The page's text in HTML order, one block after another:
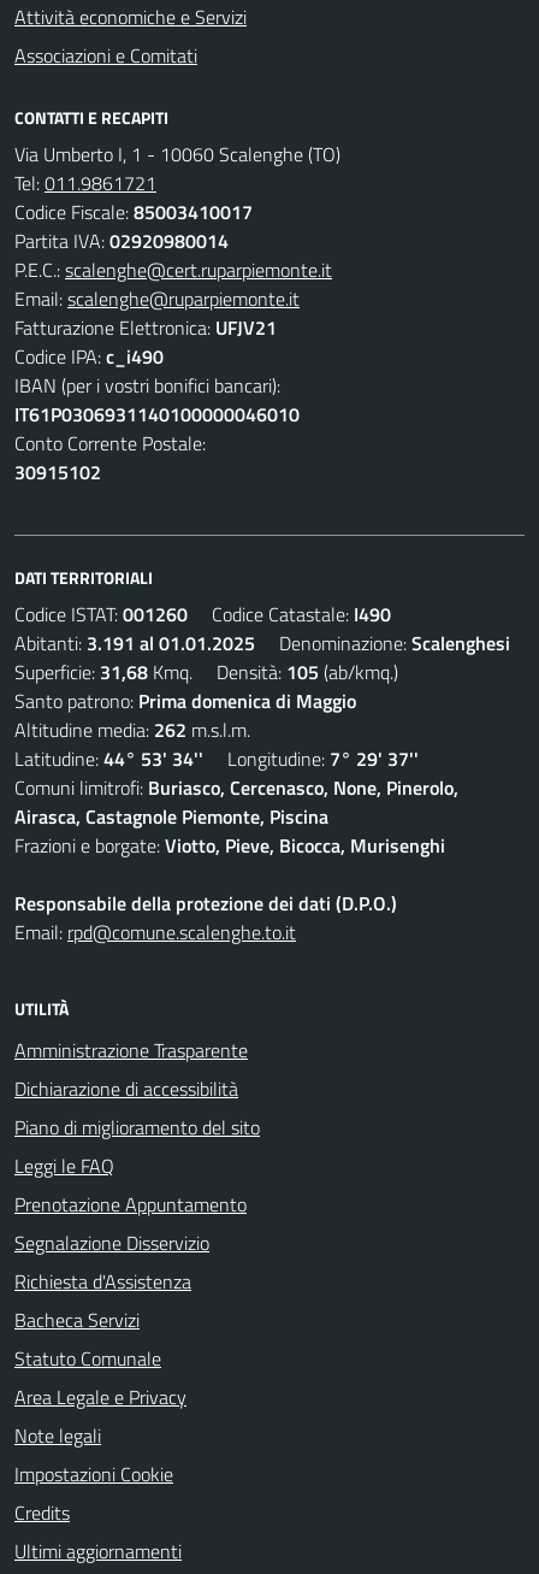
Attività economiche e Servizi
Associazioni e Comitati
CONTATTI E RECAPITI
Via Umberto I, 1 - 10060 Scalenghe (TO)
Tel:011.9861721
Codice Fiscale:85003410017
Partita IVA:02920980014
P.E.C.:scalenghe@cert.ruparpiemonte.it
Email:scalenghe@ruparpiemonte.it
Fatturazione Elettronica: UFJV21
Codice IPA:c_i490
IBAN (per i vostri bonifici bancari):
IT61P0306931140100000046010
Conto Corrente Postale:
30915102
DATI TERRITORIALI
Codice ISTAT:001260 Codice Catastale: I490
Abitanti: 3.191 al 01.01.2025 Denominazione:Scalenghesi
Superficie: 31,68 Kmq. Densità: 105 (ab/kmq.)
Santo patrono: Prima domenica di Maggio
Altitudine media: 262 m.s.l.m.
Latitudine:44° 53' 34'' Longitudine: 7° 29' 37''
Comuni limitrofi: Buriasco, Cercenasco, None, Pinerolo,
Airasca, Castagnole Piemonte, Piscina
Frazioni e borgate:Viotto, Pieve, Bicocca, Murisenghi
Responsabile della protezione dei dati (D.P.O.)
Email: rpd@comune.scalenghe.to.it
UTILITÀ
Amministrazione Trasparente
Dichiarazione di accessibilità
Piano di miglioramento del sito
Leggi le FAQ
Prenotazione Appuntamento
Segnalazione Disservizio
Richiesta d'Assistenza
Bacheca Servizi
Statuto Comunale
Area Legale e Privacy
Note legali
Impostazioni Cookie
Credits
Ultimi aggiornamenti